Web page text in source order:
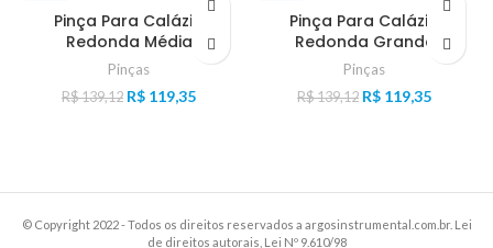
Pinça Para Calázio
Redonda Média
Pinças
R$139,12 R$ 119,35
Pinça Para Calázio
Redonda Grande
Pinças
R$139,12 R$ 119,35
© Copyright 2022 - Todos os direitos reservados a argosinstrumental.com.br. Lei
de direitos autorais, Lei Nº 9.610/98